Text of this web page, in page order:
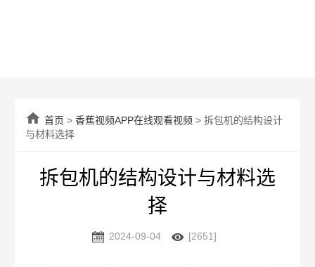
 首页 >香蕉视频APP在线观看视频 > 拆包机的结构设计
与材料选择
拆包机的结构设计与材料选
择
 2024-09-04  [2651]